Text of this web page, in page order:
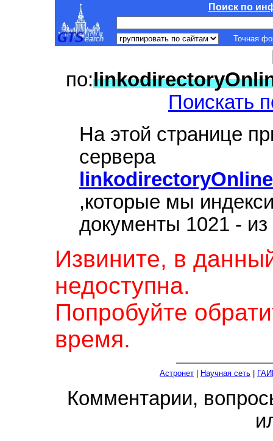
Поиск по
Точная
по:
Поискать
На этой странице
сервера
,которые мы
документы 1021 - из
Извините, в
недоступна.
Попробуйте
время.
Астронет Научная сеть
Комментарии,